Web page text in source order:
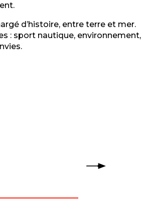
d’histoire, entre terre et mer.
: sport nautique, environnement,